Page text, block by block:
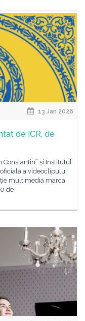
13 Jan 2026
de ICR, de
Constantin” și Institutul
a videoclipului
multimedia marca
de